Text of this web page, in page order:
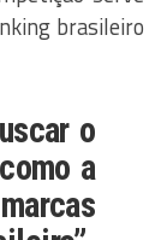
brasileiro
o
a